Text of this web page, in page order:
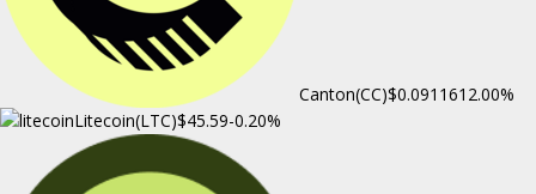
Canton(CC)$0.091161 2.00%
Litecoin(LTC)$45.59-0.20%